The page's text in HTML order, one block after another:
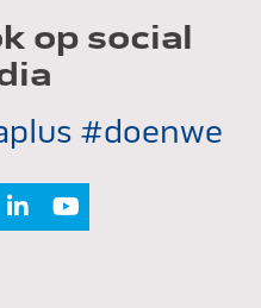
op social
#doenwe